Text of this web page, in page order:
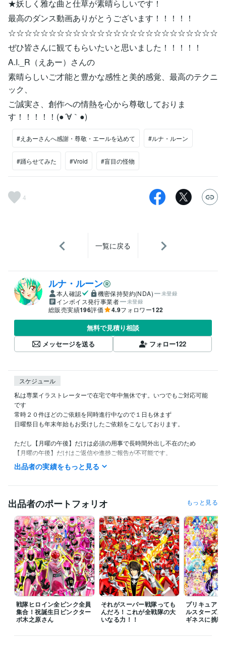
★妖しく雅な曲と仕草が素晴らしいです！
最高のダンス動画ありがとうございます！！！！！
☆☆☆☆☆☆☆☆☆☆☆☆☆☆☆☆☆☆☆☆☆☆☆☆☆☆
ぜひ皆さんに観てもらいたいと思いました！！！！！
A.I._R（えあー）さんの
素晴らしいご才能と豊かな感性と美的感覚、最高のテクニ
ック、
ご誠実さ、創作への情熱を心から尊敬しておりま
す！！！！！(●´∀｀●)
#えあーさんへ感謝・尊敬・エールを込めて #ルナ・ルーン
#踊らせてみた #Vroid #盲目の怪物
4
一覧に戻る
ルナ・ルーン
本人確認 機密保持契約(NDA) 未登録
インボイス発行事業者 未登録
総販売実績196評価 4.9フォロワー122
無料で見積り相談
メッセージを送る
フォロー122
スケジュール
私は専業イラストレーターで在宅で年中無休です。いつでもご対応可能
です
常時２０件ほどのご依頼を同時進行中なので１日も休まず
日曜祭日も年末年始もお受けしたご依頼をこなしております。
ただし【月曜の午後】だけは必須の用事で長時間外出し不在のため
【月曜の午後】だけはご返信や進捗ご報告が不可能です。
また私の生活は体調によって夜型だったり昼型だったり変化し不規則で
ご理解いただけますと幸いです。
受賞歴
ネットでイラスト＆コミック公開
プログラミング言語・フレームワーク
COBOL:1年
ビジネス・クリエイティブツール
Adobe Photoshop:20年Filmora:5年Excel:10年PowerPoint:5年
Word:5年
その他ツール
出品者の実績をもっと見る
出品者のポートフォリオ もっと見る
戦隊ヒロイン全ピンク全員
集合！祝誕生日ピンクター
ボ木之原さん
それがスーパー戦隊っても
んだろ！これが全戦隊の大
いなる力！！
プリキュア１
ルスターズ
ギネスに挑戦